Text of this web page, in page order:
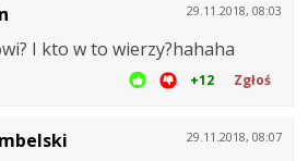
29.11.2018, 08:03
I kto w to wierzy?hahaha
+12 Zgłoś
29.11.2018, 08:07